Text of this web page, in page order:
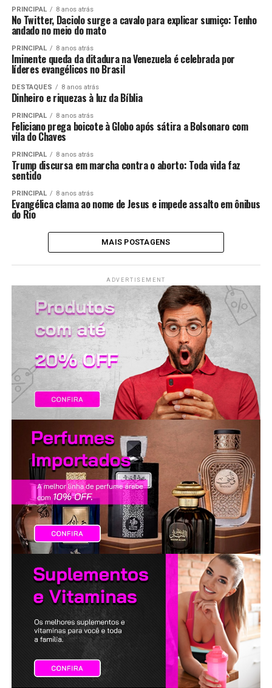
PRINCIPAL 8 anos atrás
No Twitter, Daciolo surge a cavalo para explicar sumiço: Tenho
andado no meio do mato
PRINCIPAL 8 anos atrás
Iminente queda da ditadura na Venezuela é celebrada por
líderes evangélicos no Brasil
DESTAQUES 8 anos atrás
Dinheiro e riquezas à luz da Bíblia
PRINCIPAL 8 anos atrás
Feliciano prega boicote à Globo após sátira a Bolsonaro com
vila do Chaves
PRINCIPAL 8 anos atrás
Trump discursa em marcha contra o aborto: Toda vida faz
sentido
PRINCIPAL 8 anos atrás
Evangélica clama ao nome de Jesus e impede assalto em ônibus
do Rio
MAIS POSTAGENS
ADVERTISEMENT